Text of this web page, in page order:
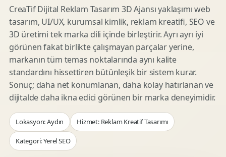
CreaTif Dijital Reklam Tasarım 3D Ajansı yaklaşımı web
tasarım, UI/UX, kurumsal kimlik, reklam kreatifi, SEO ve
3D üretimi tek marka dili içinde birleştirir. Ayrı ayrı iyi
görünen fakat birlikte çalışmayan parçalar yerine,
markanın tüm temas noktalarında aynı kalite
standardını hissettiren bütünleşik bir sistem kurar.
Sonuç; daha net konumlanan, daha kolay hatırlanan ve
dijitalde daha ikna edici görünen bir marka deneyimidir.
Lokasyon: Aydın Hizmet: Reklam Kreatif Tasarımı
Kategori: Yerel SEO